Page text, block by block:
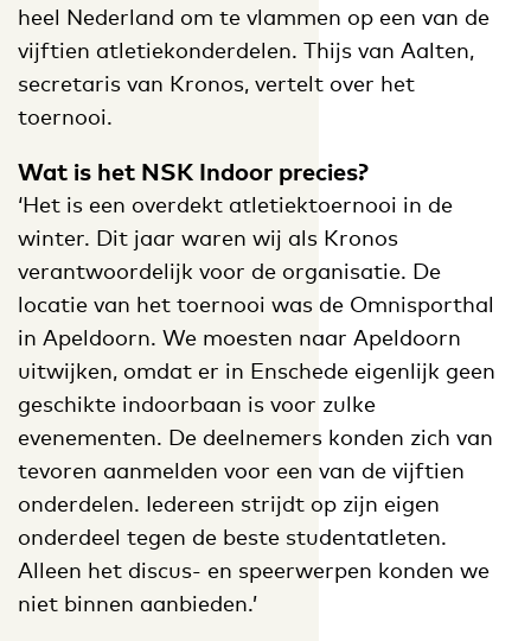
heel Nederland om te vlammen op een van de
vijftien atletiekonderdelen. Thijs van Aalten,
secretaris van Kronos, vertelt over het
toernooi.
Wat is het NSK Indoor precies?
‘Het is een overdekt atletiektoernooi in de
winter. Dit jaar waren wij als Kronos
verantwoordelijk voor de organisatie. De
locatie van het toernooi was de Omnisporthal
in Apeldoorn. We moesten naar Apeldoorn
uitwijken, omdat er in Enschede eigenlijk geen
geschikte indoorbaan is voor zulke
evenementen. De deelnemers konden zich van
tevoren aanmelden voor een van de vijftien
onderdelen. Iedereen strijdt op zijn eigen
onderdeel tegen de beste studentatleten.
Alleen het discus- en speerwerpen konden we
niet binnen aanbieden.’